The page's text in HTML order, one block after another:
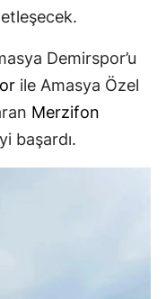
Demirspor’u
ile Amasya Özel
Merzifon
başardı.